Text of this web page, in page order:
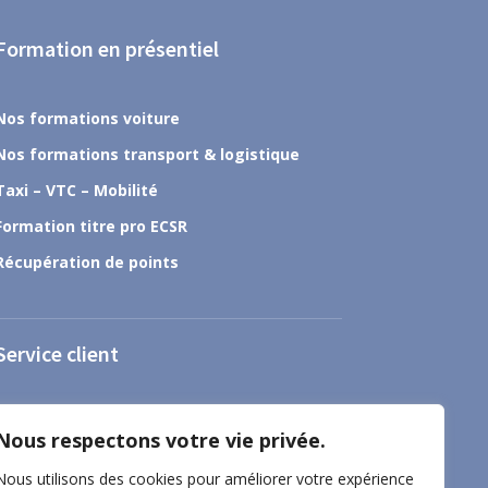
respectons votre vie privée.
utilisons des cookies pour améliorer votre expérience
en présentiel
formations voiture
formations transport & logistique
– VTC – Mobilité
titre pro ECSR
de points
client
contacter